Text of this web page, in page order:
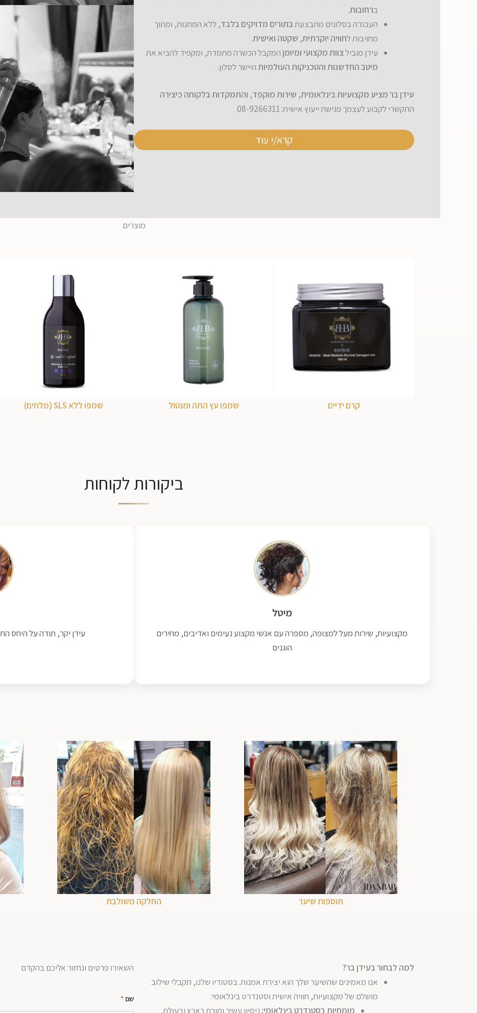
ברחובות.
העבודה בסלונים מתבצעתבתורים מדויקים בלבד, ללא המתנות, ומתוך
מחויבות לחוויה יוקרתית, שקטה ואישית.
עידן מובילצוות מקצועי ומיומן המקבל הכשרה מתמדת, ומקפיד להביא את
מיטב החדשנות והטכניקות העולמיותהיישר לסלון.
עידן בר מציע מקצועיות בינלאומית, שירות מוקפד, והתמקדות בלקוחה כיצירה
התקשרי לקבוע לעצמך פגישת ייעוץ אישית: 08-9266311
קרא/י עוד
מוצרים
קרם ידיים שמפו עץ התה ומנטול שמפו ללא SLS (מלחים)
ביקורות לקוחות
מיטל
מקצועיות, שירות מעל למצופה, מספרה עם אנשי מקצוע נעימים ואדיבים, מחירים
הוגנים
עידן יקר, תודה על היחס
תוספות שיער החלקה משולבת
למה לבחור בעידן בר?
אנו מאמינים שהשיער שלך הוא יצירת אמנות. בסטודיו שלנו, תקבלי שילוב
מושלם של מקצועיות, חוויה אישית וסטנדרט בינלאומי:
מומחיות בסטנדרט בינלאומי: ניסיון עשיר ומוכח בארץ ובעולם,
השאירו פרטים ונחזור אליכם בהקדם
שם *